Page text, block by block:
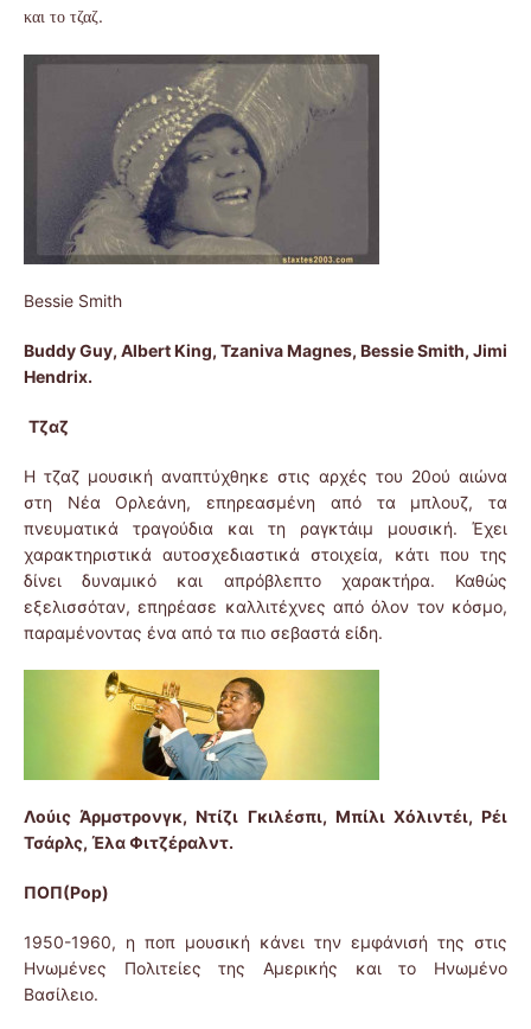
και το τζαζ.
Bessie Smith
Buddy Guy, Albert King, Tzaniva Magnes, Bessie Smith, Jimi
Hendrix.
Τζαζ
Η τζαζ μουσική αναπτύχθηκε στις αρχές του 20ού αιώνα
στη Νέα Ορλεάνη, επηρεασμένη από τα μπλουζ, τα
πνευματικά τραγούδια και τη ραγκτάιμ μουσική. Έχει
χαρακτηριστικά αυτοσχεδιαστικά στοιχεία, κάτι που της
δίνει δυναμικό και απρόβλεπτο χαρακτήρα. Καθώς
εξελισσόταν, επηρέασε καλλιτέχνες από όλον τον κόσμο,
παραμένοντας ένα από τα πιο σεβαστά είδη.
Λούις Άρμστρονγκ, Ντίζι Γκιλέσπι, Μπίλι Χόλιντέι, Ρέι
Τσάρλς, Έλα Φιτζέραλντ.
ΠΟΠ(Pop)
1950-1960, η ποπ μουσική κάνει την εμφάνισή της στις
Ηνωμένες Πολιτείες της Αμερικής και το Ηνωμένο
Βασίλειο.